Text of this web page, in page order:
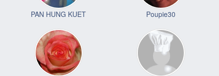
PAN HUNG KUET Poupie30